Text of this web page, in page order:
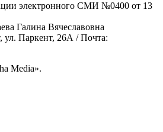
электронного СМИ №0400 от 13
Галина Вячеславовна
ул. Паркент, 26А / Почта:
Media».